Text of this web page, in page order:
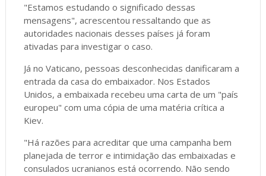
"Estamos estudando o significado dessas
mensagens", acrescentou ressaltando que as
autoridades nacionais desses países já foram
ativadas para investigar o caso.
Já no Vaticano, pessoas desconhecidas danificaram a
entrada da casa do embaixador. Nos Estados
Unidos, a embaixada recebeu uma carta de um "país
europeu" com uma cópia de uma matéria crítica a
Kiev.
"Há razões para acreditar que uma campanha bem
planejada de terror e intimidação das embaixadas e
consulados ucranianos está ocorrendo. Não sendo